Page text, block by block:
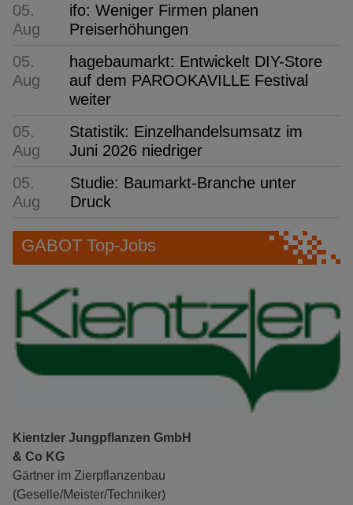
05.
Aug
ifo: Weniger Firmen planen
Preiserhöhungen
05.
Aug
hagebaumarkt: Entwickelt DIY-Store
auf dem PAROOKAVILLE Festival
weiter
05.
Aug
Statistik: Einzelhandelsumsatz im
Juni 2026 niedriger
05.
Aug
Studie: Baumarkt-Branche unter
Druck
GABOT Top-Jobs
Kientzler Jungpflanzen GmbH
& Co KG
Gärtner im Zierpflanzenbau
(Geselle/Meister/Techniker)